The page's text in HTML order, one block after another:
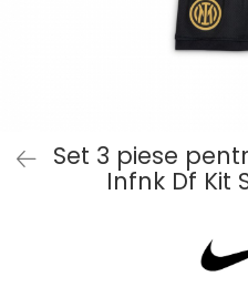
Pantaloni lungi fotbal copii
Sorturi fotbal femei
Pantaloni lungi fotbal femei
Set 3 piese
Infnk Df Kit